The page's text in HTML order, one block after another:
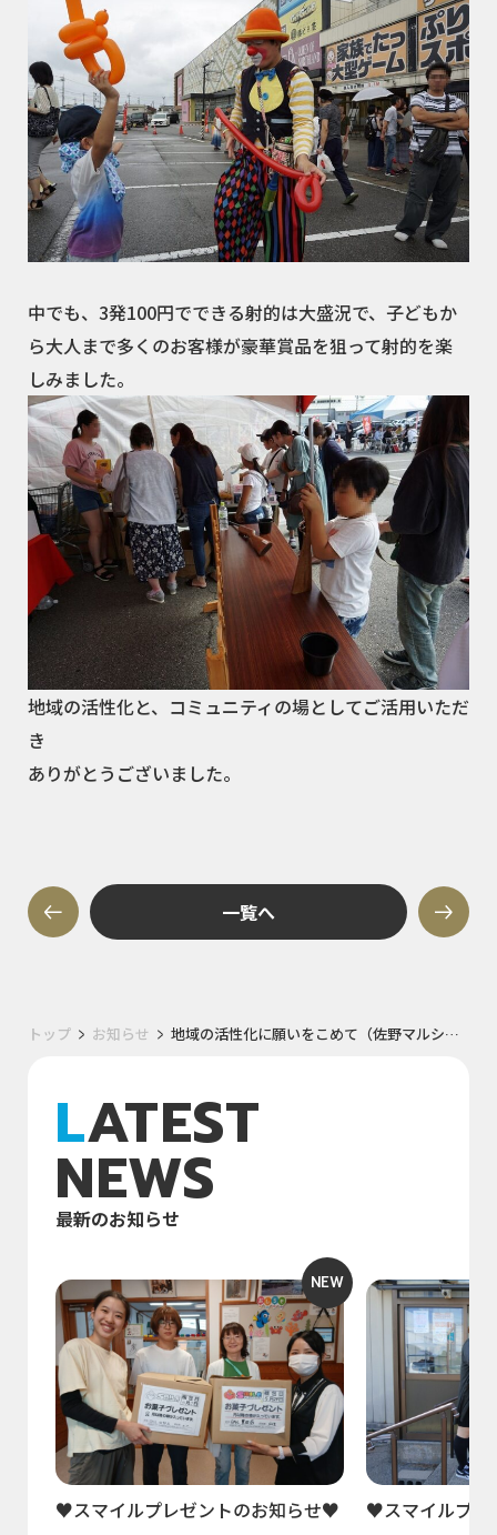
中でも、3発100円でできる射的は大盛況で、子どもか
ら大人まで多くのお客様が豪華賞品を狙って射的を楽
しみました。
地域の活性化と、コミュニティの場としてご活用いただ
き
ありがとうございました。
一覧へ
トップ お知らせ 地域の活性化に願いをこめて（佐野マルシェ）
LATEST
NEWS
最新のお知らせ
NEW
♥スマイルプレゼントのお知らせ♥ ♥スマイルプ